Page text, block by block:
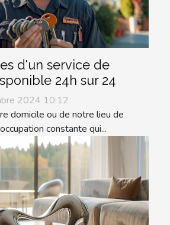
d'un service de
24h sur 24
2024 10:12
domicile ou de notre lieu de
constante qui...